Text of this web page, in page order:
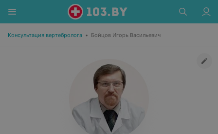
Консультация вертебролога • Бойцов Игорь Васильевич